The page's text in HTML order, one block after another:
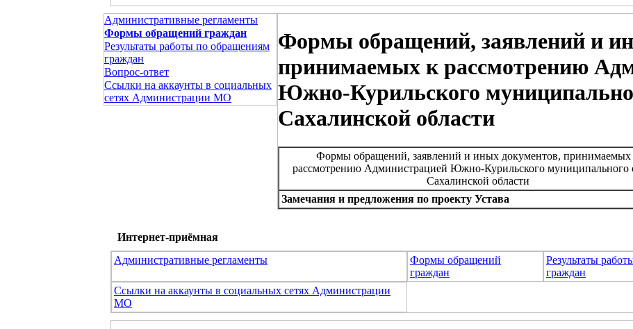
Административные регламенты
Формы обращений граждан
Результаты работы по обращениям
граждан
Вопрос-ответ
Ссылки на аккаунты в социальных
сетях Администрации МО
Формы обращений, заявлений и
принимаемых к рассмотрению
Южно-Курильского
Сахалинской области
Формы обращений, заявлений и иных документов, принимаемых
рассмотрению Администрацией Южно-Курильского муниципального
Сахалинской области
Замечания и предложения по проекту Устава
Интернет-приёмная
Административные регламенты
Формы обращений
граждан
Результаты
граждан
Ссылки на аккаунты в социальных сетях Администрации
МО